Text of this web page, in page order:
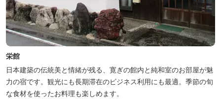
栄館
日本建築の伝統美と情緒が残る、寛ぎの館内と純和室のお部屋が魅
力の宿です。観光にも長期滞在のビジネス利用にも最適。季節の旬
な食材を使ったお料理も楽しめます。